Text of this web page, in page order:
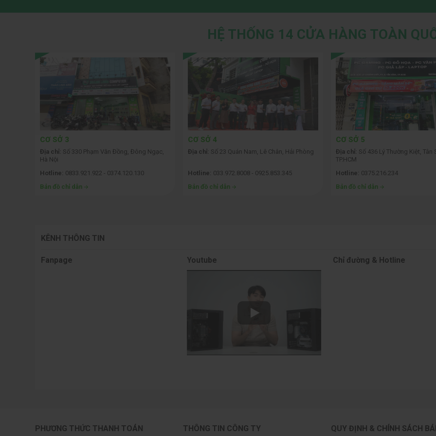
NVIDIA DLSS (Deep Learning Super Sampling) là "cứu cánh" hoàn hảo cho các dòng card đồ họa tầm trung.
Bằng cách sử dụng nhân Tensor để xử lý AI, DLSS giúp tăng tốc độ khung hình (FPS) đáng kể mà không làm
suy giảm chất lượng hình ảnh rõ rệt. Với
VGA Manli GeForce RTX 3050 6GB Nebula Twin 2.0
, bạn hoàn toàn
có thể chơi mượt mà các tựa game AAA ở độ phân giải Full HD với mức thiết lập đồ họa hợp lý.
Cái tên "Nebula Twin" đã nói lên sức mạnh tản nhiệt của sản phẩm. Card được trang bị hai quạt làm mát kích
HỆ THỐNG 14 CỬA HÀNG TOÀN
CƠ SỞ 4
Địa chỉ: Số 23 Quán Nam, Lê Chân, Hải Phòng
Hotline: 033.972.8008 - 0925.853.345
Bản đồ chỉ dẫn
CƠ SỞ 5
Địa chỉ: Số 436 Lý Thường Kiệt, Tân Sơn Nhất,
Hotline: 0375.216.234
Bản đồ chỉ dẫn
CƠ SỞ 6
Địa chỉ: Số 231 Bạch Đằng, Gia
Hotline: 0338.415.181
Bản đồ chỉ dẫn
KÊNH THÔNG TIN
Fanpage Youtube Chỉ đường & Hotline
PHƯƠNG THỨC THANH TOÁN THÔNG TIN CÔNG TY QUY ĐỊNH & CHÍNH SÁCH